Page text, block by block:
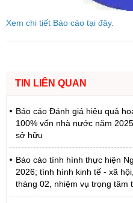
Xem chi tiết Báo cáo tại đây.
TIN LIÊN QUAN
Báo cáo Đánh giá hiệu quả
100% vốn nhà nước năm
sở hữu
Báo cáo tình hình thực hiện
2026; tình hình kinh tế - xã
tháng 02, nhiệm vụ trọng tâm